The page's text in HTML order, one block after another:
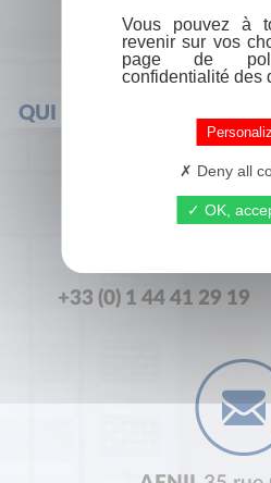
QUI SOMMES-NOUS ?
+33 (0) 1 44 41 29 19
Vous pouvez à
revenir sur vos
page de
confidentialité des
Deny all
OK,